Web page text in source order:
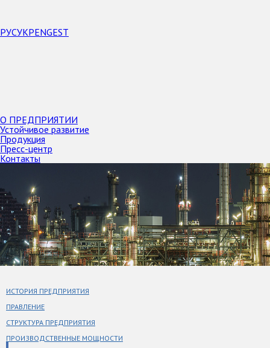
РУСУКРENGEST
О ПРЕДПРИЯТИИ
Устойчивое развитие
Продукция
Пресс-центр
Контакты
ИСТОРИЯ ПРЕДПРИЯТИЯ
ПРАВЛЕНИЕ
СТРУКТУРА ПРЕДПРИЯТИЯ
ПРОИЗВОДСТВЕННЫЕ МОЩНОСТИ